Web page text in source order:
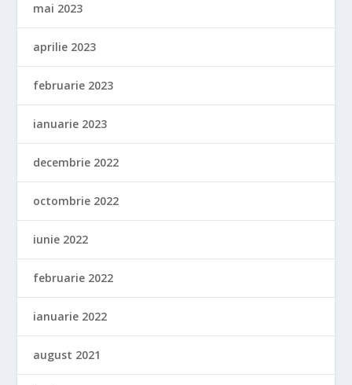
mai 2023
aprilie 2023
februarie 2023
ianuarie 2023
decembrie 2022
octombrie 2022
iunie 2022
februarie 2022
ianuarie 2022
august 2021